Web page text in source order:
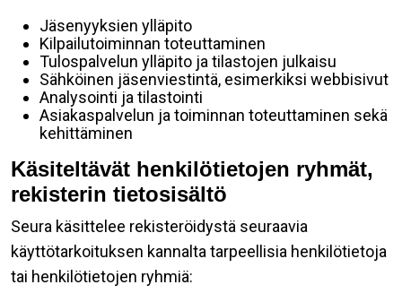
Jäsenyyksien ylläpito
Kilpailutoiminnan toteuttaminen
Tulospalvelun ylläpito ja tilastojen julkaisu
Sähköinen jäsenviestintä, esimerkiksi webbisivut
Analysointi ja tilastointi
Asiakaspalvelun ja toiminnan toteuttaminen sekä
kehittäminen
Käsiteltävät henkilötietojen ryhmät,
rekisterin tietosisältö
Seura käsittelee rekisteröidystä seuraavia
käyttötarkoituksen kannalta tarpeellisia henkilötietoja
tai henkilötietojen ryhmiä: